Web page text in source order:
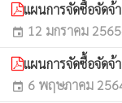
แผนการจัดซื้อจัดจ้
event 12 มกราคม 2565
แผนการจัดซื้อจัดจ้
event 6 พฤษภาคม